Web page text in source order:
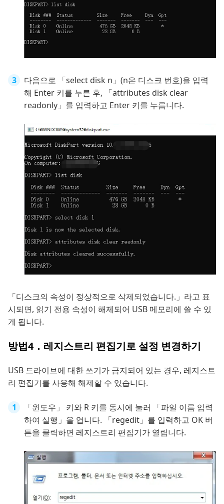
다음으로 「select disk n」(n은 디스크 번호)을 입력
해 Enter 키를 누른 후, 「attributes disk clear
readonly」를 입력하고 Enter 키를 누릅니다.
「디스크의 속성이 정상적으로 삭제되었습니다.」라고 표
시되면, 읽기 전용 속성이 해제되어 USB 메모리에 쓸 수 있
게 됩니다.
방법4．레지스트리 편집기로 설정 변경하기
USB 드라이브에 대한 쓰기가 금지되어 있는 경우, 레지스트
리 편집기를 사용해 해제할 수 있습니다.
「윈도우」 키와 R 키를 동시에 눌러 「파일 이름 입력
하여 실행」을 엽니다. 「regedit」를 입력하고 OK 버
튼을 클릭하면 레지스트리 편집기가 열립니다.